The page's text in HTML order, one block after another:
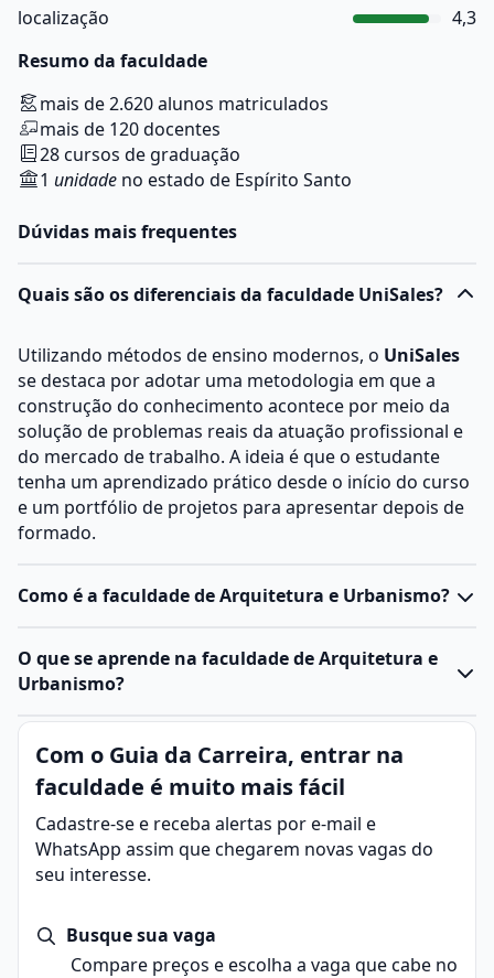
localização
4,3
Resumo da faculdade
mais de 2.620 alunos matriculados
mais de 120 docentes
28 cursos de graduação
1 unidade no estado de Espírito Santo
Dúvidas mais frequentes
Quais são os diferenciais da faculdade UniSales?
Utilizando métodos de ensino modernos, o UniSales
se destaca por adotar uma metodologia em que a
construção do conhecimento acontece por meio da
solução de problemas reais da atuação profissional e
do mercado de trabalho. A ideia é que o estudante
tenha um aprendizado prático desde o início do curso
e um portfólio de projetos para apresentar depois de
formado.
Como é a faculdade de Arquitetura e Urbanismo?
O curso de Arquitetura e Urbanismoé uma graduação
de bacharelado com duração média de quatro/cinco
projetar e planejar espaços construídos e urbanos,
equilibrandoestética , funcionalidade, técnica e
sustentabilidade.
que vão desdeartesehistóriaaté físicae cálculo
estrutural. Os estudantes aprendem a desenhar,
representar e modelar projetos utilizando tanto
arquitetura.
Durante o curso, é comum a realização de projetos
O que se aprende na faculdade de Arquitetura e
Urbanismo?
A área de Arquitetura e Urbanismo é multidisciplinar e
envolve o estudo, planejamento e execução de
espaços que atendam às necessidades humanas de
moradia, trabalho, lazer e convivência.
O profissional dessa área atua desde a concepção de
projetos arquitetônicos, como casas, prédios e
diretores e políticas urbanas.
Isso significa que o arquiteto urbanista contribui não
apenas para o design de edificações, mas também
Com o Guia da Carreira, entrar na
faculdade é muito mais fácil
Cadastre-se e receba alertas por e-mail e
WhatsApp assim que chegarem novas vagas do
seu interesse.
Busque sua vaga
Compare preços e escolha a vaga que cabe no